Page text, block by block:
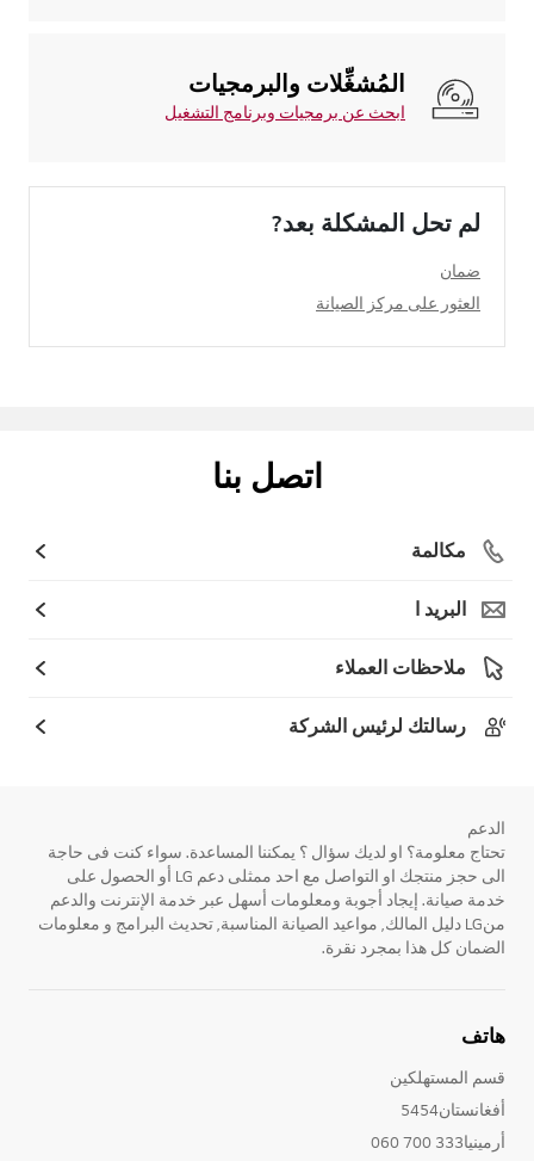
المُشغِّلات والبرمجيات
ابحث عن برمجيات وبرنامج التشغيل
لم تحل المشكلة بعد?
ضمان
العثور على مركز الصيانة
اتصل بنا
مكالمة
البريد ا
ملاحظات العملاء
رسالتك لرئيس الشركة
الدعم
تحتاج معلومة؟ او لديك سؤال ؟ يمكننا المساعدة. سواء كنت فى حاجة
الى حجز منتجك او التواصل مع احد ممثلى دعم LG أو الحصول على
خدمة صيانة. إيجاد أجوبة ومعلومات أسهل عبر خدمة الإنترنت والدعم
منLG دليل المالك, مواعيد الصيانة المناسبة, تحديث البرامج و معلومات
الضمان كل هذا بمجرد نقرة.
هاتف
قسم المستهلكين
أفغانستان5454
أرمينيا333 700 060